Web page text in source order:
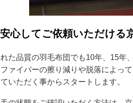
安心してご依頼いただける
た品質の羽毛布団でも10年、15年
ファイバーの擦り減りや脱落によっ
ていただく事からスタートします。